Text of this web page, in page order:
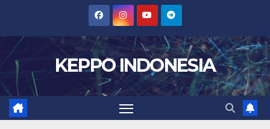
content
KEPPO INDONESIA